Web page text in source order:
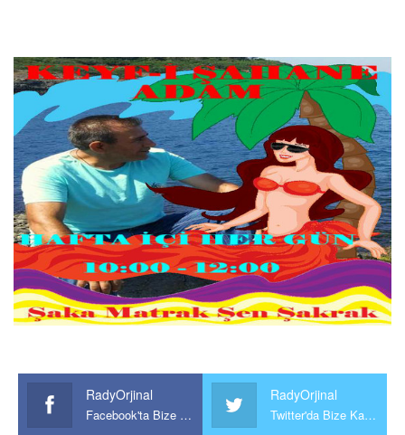
RadyOrjinal
Facebook'ta Bize Katılın
RadyOrjinal
Twitter'da Bize Katılın